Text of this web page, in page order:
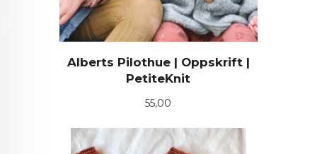
Alberts Pilothue | Oppskrift |
PetiteKnit
Pris
55,00